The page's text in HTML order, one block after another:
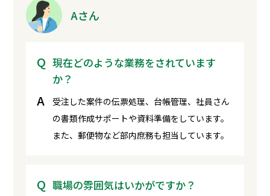
Aさん
現在どのような業務をされています
か？
受注した案件の伝票処理、台帳管理、社員さん
の書類作成サポートや資料準備をしています。
また、郵便物など部内庶務も担当しています。
職場の雰囲気はいかがですか？